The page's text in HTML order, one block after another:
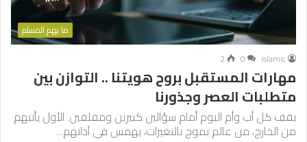
ما يهم المسلم
islamic
0
2
مهارات المستقبل بروح هويتنا .. التوازن بين
متطلبات العصر وجذورنا
يقف كل أب وأم اليوم أمام سؤالين كبيرين ومقلقين. الأول يأتيهم
من الخارج، من عالم يموج بالتغيرات، يهمس في آذانهم…